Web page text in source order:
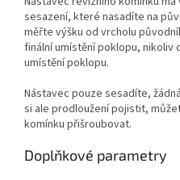
sesazení, které nasadíte na
měřte výšku od vrcholu
finální umístění poklopu, nikoliv
umístění poklopu.
Nástavec pouze sesadíte,
si ale prodloužení pojistit,
komínku přišroubovat.
Doplňkové parametry